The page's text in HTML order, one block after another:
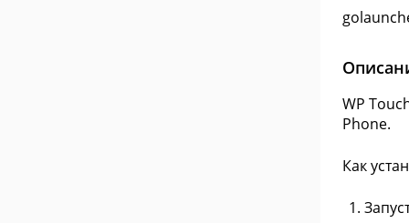
WP
Phone.
Как